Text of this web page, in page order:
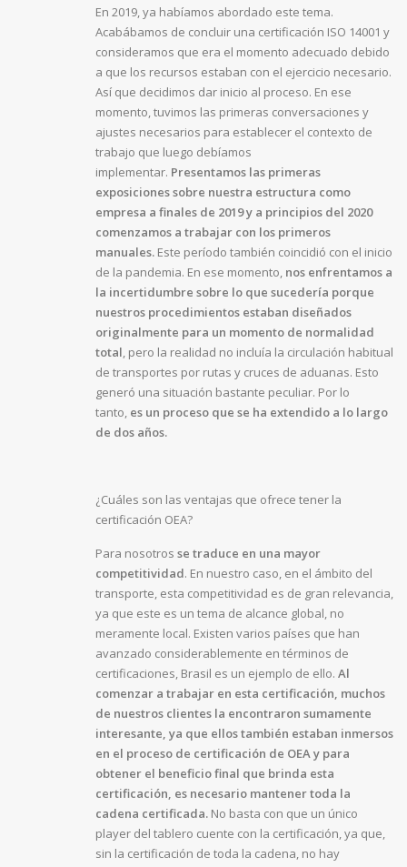
En 2019, ya habíamos abordado este tema.
Acabábamos de concluir una certificación ISO 14001 y
consideramos que era el momento adecuado debido
a que los recursos estaban con el ejercicio necesario.
Así que decidimos dar inicio al proceso. En ese
momento, tuvimos las primeras conversaciones y
ajustes necesarios para establecer el contexto de
trabajo que luego debíamos
implementar. Presentamos las primeras
exposiciones sobre nuestra estructura como
empresa a finales de 2019 y a principios del 2020
comenzamos a trabajar con los primeros
manuales. Este período también coincidió con el inicio
de la pandemia. En ese momento, nos enfrentamos a
la incertidumbre sobre lo que sucedería porque
nuestros procedimientos estaban diseñados
originalmente para un momento de normalidad
total, pero la realidad no incluía la circulación habitual
de transportes por rutas y cruces de aduanas. Esto
generó una situación bastante peculiar. Por lo
tanto, es un proceso que se ha extendido a lo largo
de dos años.
¿Cuáles son las ventajas que ofrece tener la
certificación OEA?
Para nosotros se traduce en una mayor
competitividad. En nuestro caso, en el ámbito del
transporte, esta competitividad es de gran relevancia,
ya que este es un tema de alcance global, no
meramente local. Existen varios países que han
avanzado considerablemente en términos de
certificaciones, Brasil es un ejemplo de ello. Al
comenzar a trabajar en esta certificación, muchos
de nuestros clientes la encontraron sumamente
interesante, ya que ellos también estaban inmersos
en el proceso de certificación de OEA y para
obtener el beneficio final que brinda esta
certificación, es necesario mantener toda la
cadena certificada. No basta con que un único
player del tablero cuente con la certificación, ya que,
sin la certificación de toda la cadena, no hay